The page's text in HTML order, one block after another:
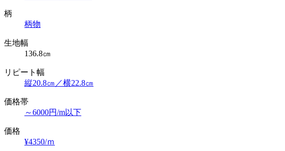
柄
柄物
生地幅
136.8㎝
リピート幅
縦20.8㎝／横22.8㎝
価格帯
～6000円/m以下
価格
¥4350/ｍ